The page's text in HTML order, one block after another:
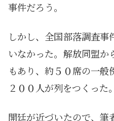
事件だろう。
しかし、全国部落調査
いなかった。解放同盟か
もあり、約５０席の一
２００人が列をつくった。
開廷が近づいたので、筆